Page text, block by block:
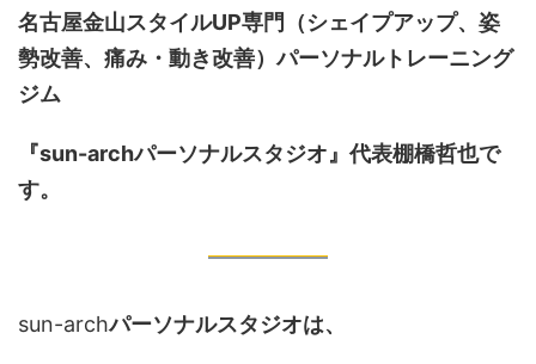
名古屋金山スタイルUP専門
（シェイプアップ、姿
勢改善、痛み・動き改善）パーソナルトレーニング
ジム
『sun-archパーソナルスタジオ』代表棚橋哲也で
す。
sun-archパーソナルスタジオは、